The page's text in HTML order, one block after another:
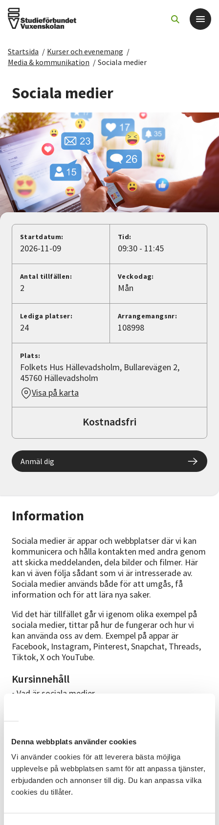
Denna webbplats använder cookies
Vi använder cookies för att leverera bästa möjliga
upplevelse på webbplatsen samt för att anpassa tjänster,
erbjudanden och annonser till dig. Du kan anpassa vilka
cookies du tillåter.
Det här gör vi
För dig som
Sök kurser och evenemang
Om SV
Starta studiecirkel
Cirkelledare
Nyheter
Avdelningar
Lyssna
Startsida / Kurser och evenemang /
Media & kommunikation / Sociala medier
Sociala medier
Information
Sociala medier är appar och webbplatser där vi kan
kommunicera och hålla kontakten med andra genom
att skicka meddelanden, dela bilder och filmer. Här
kan vi även följa sådant som vi är intresserade av.
Sociala medier används både för att umgås, få
information och för att lära nya saker.
Vid det här tillfället går vi igenom olika exempel på
sociala medier, tittar på hur de fungerar och hur vi
kan använda oss av dem. Exempel på appar är
Facebook, Instagram, Pinterest, Snapchat, Threads,
Tiktok, X och YouTube.
Kursinnehåll
• Vad är sociala medier
Messenger
• Känna igen bluffar, falska nyheter och falska konton
• Säkerhet och integritet - skydda dina konton
• Vad är troll och hur hanterar man dem?
Startdatum:
2026-11-09
Tid:
09:30 - 11:45
Antal tillfällen:
2
Veckodag:
Mån
Lediga platser:
24
Arrangemangsnr:
108998
Plats:
Folkets Hus Hällevadsholm, Bullarevägen 2,
45760 Hällevadsholm
Visa på karta
Kostnadsfri
Anmäl dig